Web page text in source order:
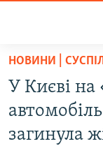
Перейти
основного
матеріалу
до
РАДІО СВОБОДА
ВСЕ ЗА ДОБУ
НОВИНИ |
У Києві на
загинула